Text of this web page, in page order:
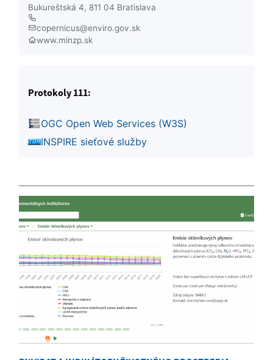
Bukureštská 4, 811 04 Bratislava
copernicus@enviro.gov.sk
www.minzp.sk
Protokoly 111:
OGC Open Web Services (W3S)
INSPIRE sieťové služby